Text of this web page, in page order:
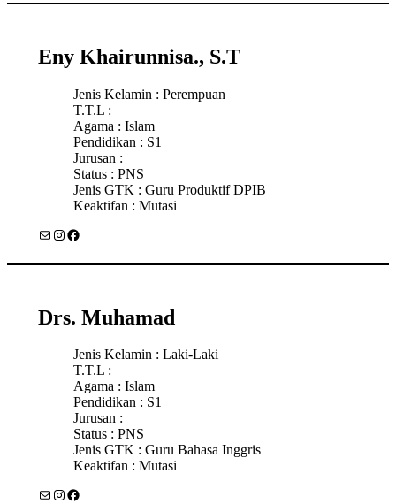
Eny Khairunnisa., S.T
Jenis Kelamin : Perempuan
T.T.L :
Agama : Islam
Pendidikan : S1
Jurusan :
Status : PNS
Jenis GTK : Guru Produktif DPIB
Keaktifan : Mutasi
Mail
Instagram Facebook
Drs. Muhamad
Jenis Kelamin : Laki-Laki
T.T.L :
Agama : Islam
Pendidikan : S1
Jurusan :
Status : PNS
Jenis GTK : Guru Bahasa Inggris
Keaktifan : Mutasi
Mail
Instagram Facebook